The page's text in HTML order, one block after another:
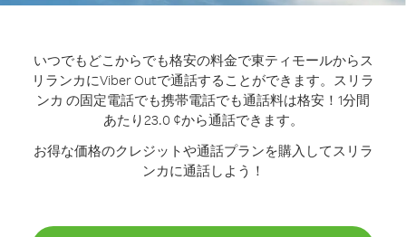
いつでもどこからでも格安の料金で東ティモールからス
リランカにViber Outで通話することができます。 スリラ
ンカ の固定電話でも携帯電話でも通話料は格安！1分間
あたり23.0 ¢から通話できます。
お得な価格のクレジットや通話プランを購入してスリラ
ンカに通話しよう！